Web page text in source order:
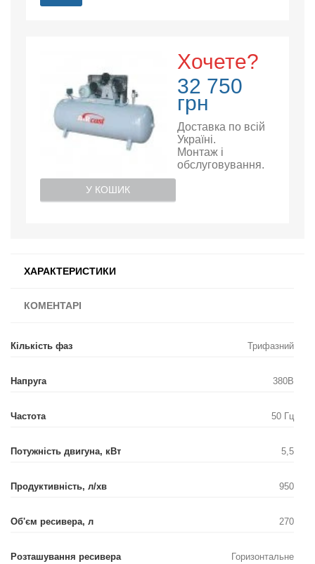
Хочете?
32 750
грн
Доставка по всій
Україні.
Монтаж і
обслуговування.
У КОШИК
ХАРАКТЕРИСТИКИ
КОМЕНТАРІ
Кількість фаз Трифазний
Напруга 380В
Частота 50 Гц
Потужність двигуна, кВт 5,5
Продуктивність, л/хв 950
Об'єм ресивера, л 270
Розташування ресивера Горизонтальне